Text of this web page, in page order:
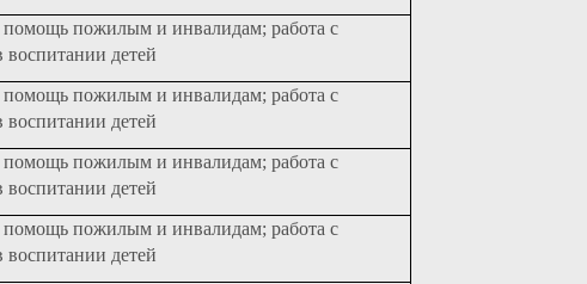
помощь пожилым и инвалидам; работа с
детей
помощь пожилым и инвалидам; работа с
детей
помощь пожилым и инвалидам; работа с
детей
помощь пожилым и инвалидам; работа с
детей